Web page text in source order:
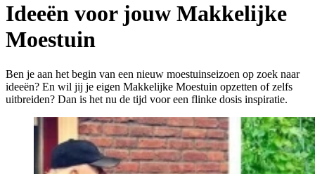
Ideeën voor jouw Makkelijke
Moestuin
Ben je aan het begin van een nieuw moestuinseizoen op zoek naar
ideeën? En wil jij je eigen Makkelijke Moestuin opzetten of zelfs
uitbreiden? Dan is het nu de tijd voor een flinke dosis inspiratie.